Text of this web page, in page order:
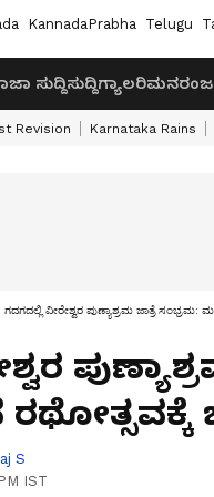
KannadaPrabha Telugu
ಸುದ್ದಿಸುದ್ದಿಗ್ಯಾಲರಿ
Revision Karnataka Rains
ಗದಗದಲ್ಲಿ ವೀರೇಶ್ವರ ಪುಣ್ಯಾಶ್ರಮ ಜಾತ್ರೆ
S
IST